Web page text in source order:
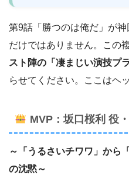
第9話「勝つのは俺だ」が
だけではありません。この
スト陣の「凄まじい演技プラ
らせてください。ここはヘ
MVP：坂口桜利 役・
～「うるさいチワワ」から
の沈黙～